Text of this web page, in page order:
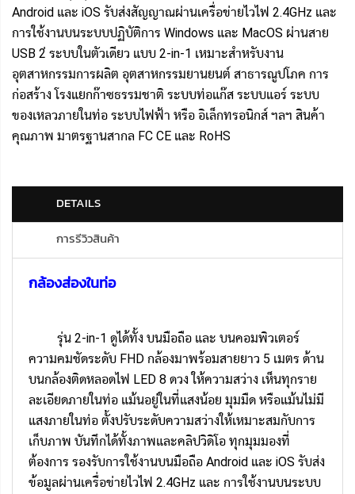
Android และ iOS รับส่งสัญญาณผ่านเครื่อข่ายไวไฟ 2.4GHz และ
การใช้งานบนระบบปฏิบัติการ Windows และ MacOS ผ่านสาย
USB 2่ ระบบในตัวเดียว แบบ 2-in-1 เหมาะสำหรับงาน
อุตสาหกรรมการผลิต อุตสาหกรรมยานยนต์ สาธารณูปโภค การ
ก่อสร้าง โรงแยกก๊าซธรรมชาติ ระบบท่อแก๊ส ระบบแอร์ ระบบ
ของเหลวภายในท่อ ระบบไฟฟ้า หรือ อิเล็กทรอนิกส์ ฯลฯ สินค้า
คุณภาพ มาตรฐานสากล FC CE และ RoHS
DETAILS
การรีวิวสินค้า
กล้องส่องในท่อ
รุ่น 2-in-1 ดูได้ทั้ง บนมือถือ และ บนคอมพิวเตอร์
ความคมชัดระดับ FHD กล้องมาพร้อมสายยาว 5 เมตร ด้าน
บนกล้องติดหลอดไฟ LED 8 ดวง ให้ความสว่าง เห็นทุกราย
ละเอียดภายในท่อ แม้นอยู่ในที่แสงน้อย มุมมืด หรือแม้นไม่มี
แสงภายในท่อ ตั้งปรับระดับความสว่างให้เหมาะสมกับการ
เก็บภาพ บันทึกได้ทั้งภาพและคลิปวิดิโอ ทุกมุมมองที่
ต้องการ รองรับการใช้งานบนมือถือ Android และ iOS รับส่ง
ข้อมูลผ่านเครื่อข่ายไวไฟ 2.4GHz และ การใช้งานบนระบบ